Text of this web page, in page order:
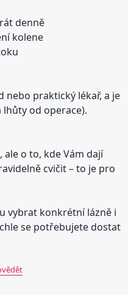
denně
kolene
nebo praktický lékař, a je
od operace).
ale o to, kde Vám dají
cvičit – to je pro
vybrat konkrétní lázně i
se potřebujete dostat